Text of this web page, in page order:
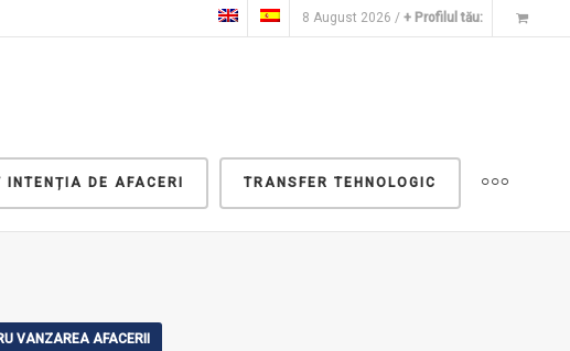
8 August 2026 / + Profilul tău:
DE AFACERI TRANSFER TEHNOLOGIC
VANZAREA AFACERII